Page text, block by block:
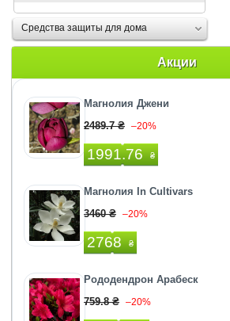
Средства защиты для дома
Акции
Магнолия Джени
2489.7 ₴ –20%
1991.76 ₴
Магнолия In Cultivars
3460 ₴ –20%
2768 ₴
Рододендрон Арабеск
759.8 ₴ –20%